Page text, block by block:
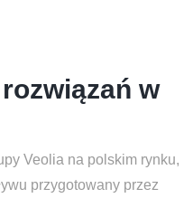
w
Veolia na polskim rynku,
przygotowany przez